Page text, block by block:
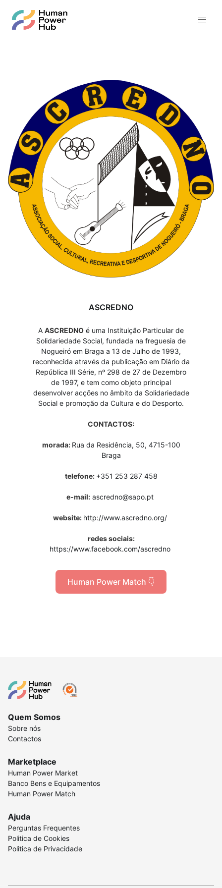
ASCREDNO
A ASCREDNO é uma Instituição Particular de
Solidariedade Social, fundada na freguesia de
Nogueiró em Braga a 13 de Julho de 1993,
reconhecida através da publicação em Diário da
República III Série, nº 298 de 27 de Dezembro
de 1997, e tem como objeto principal
desenvolver acções no âmbito da Solidariedade
Social e promoção da Cultura e do Desporto.
CONTACTOS:
morada: Rua da Residência, 50, 4715-100
Braga
telefone: +351 253 287 458
e-mail: ascredno@sapo.pt
website: http://www.ascredno.org/
redes sociais:
https://www.facebook.com/ascredno
Human Power Match 👇
Quem Somos
Sobre nós
Contactos
Marketplace
Human Power Market
Banco Bens e Equipamentos
Human Power Match
Ajuda
Perguntas Frequentes
Politica de Cookies
Politica de Privacidade